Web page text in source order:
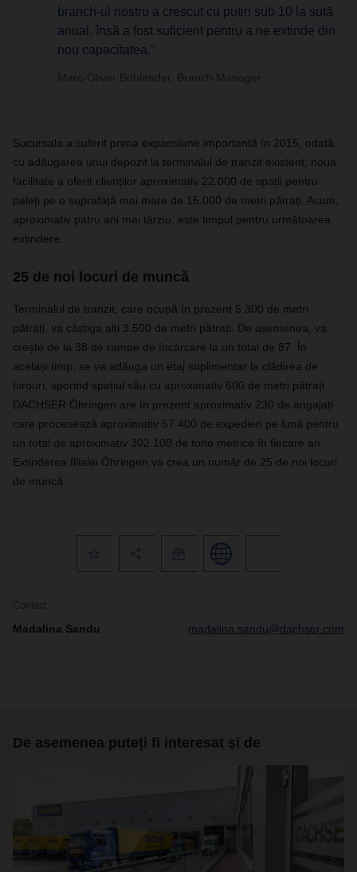
branch-ul nostru a crescut cu puțin sub 10 la sută
anual, însă a fost suficient pentru a ne extinde din
nou capacitatea.”
Marc-Oliver Bohlender, Branch Manager
Sucursala a suferit prima expansiune importantă în 2015, odată
cu adăugarea unui depozit la terminalul de tranzit existent; noua
facilitate a oferit clienților aproximativ 22.000 de spații pentru
paleți pe o suprafață mai mare de 15.000 de metri pătrați. Acum,
aproximativ patru ani mai târziu, este timpul pentru următoarea
extindere.
25 de noi locuri de muncă
Terminalul de tranzit, care ocupă în prezent 5.300 de metri
pătrați, va câștiga alți 3.500 de metri pătrați. De asemenea, va
crește de la 38 de rampe de încărcare la un total de 87. În
același timp, se va adăuga un etaj suplimentar la clădirea de
birouri, sporind spațiul său cu aproximativ 600 de metri pătrați.
DACHSER Öhringen are în prezent aproximativ 230 de angajați
care procesează aproximativ 57.400 de expedieri pe lună pentru
un total de aproximativ 302.100 de tone metrice în fiecare an.
Extinderea filialei Öhringen va crea un număr de 25 de noi locuri
de muncă.
Contact
Madalina Sandu madalina.sandu@dachser.com
De asemenea puteți fi interesat și de